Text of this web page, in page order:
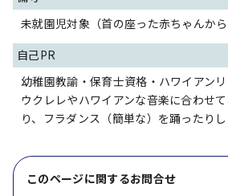
未就園児対象（首の座った赤ちゃんか
自己PR
幼稚園教諭・保育士資格・ハワイアン
ウクレレやハワイアンな音楽に合わせ
り、フラダンス（簡単な）を踊ったりし
このページに関するお問合せ